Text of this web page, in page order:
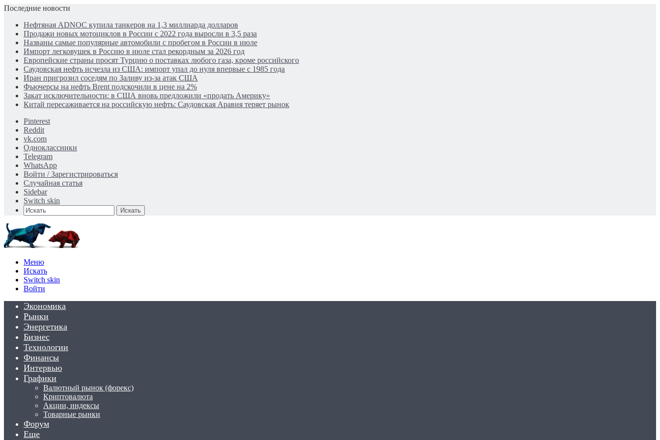
Последние новости
Нефтяная ADNOC купила танкеров на 1,3 миллиарда долларов
Продажи новых мотоциклов в России с 2022 года выросли в 3,5 раза
Названы самые популярные автомобили с пробегом в России в июле
Импорт легковушек в Россию в июле стал рекордным за 2026 год
Европейские страны просят Турцию о поставках любого газа, кроме российского
Саудовская нефть исчезла из США: импорт упал до нуля впервые с 1985 года
Иран пригрозил соседям по Заливу из-за атак США
Фьючерсы на нефть Brent подскочили в цене на 2%
Закат исключительности: в США вновь предложили «продать Америку»
Китай пересаживается на российскую нефть: Саудовская Аравия теряет рынок
Pinterest
Reddit
vk.com
Одноклассники
Telegram
WhatsApp
Войти / Зарегистрироваться
Случайная статья
Sidebar
Switch skin
Искать
Меню
Искать
Switch skin
Войти
Экономика
Рынки
Энергетика
Бизнес
Технологии
Финансы
Интервью
Графики
Валютный рынок (форекс)
Криптовалюта
Акции, индексы
Товарные рынки
Форум
Еще